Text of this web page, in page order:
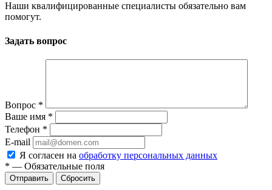
Наши квалифицированные специалисты обязательно вам
помогут.
Задать вопрос
Вопрос *
Ваше имя *
Телефон *
E-mail
Я согласен на обработку персональных данных
* — Обязательные поля
Отправить Сбросить